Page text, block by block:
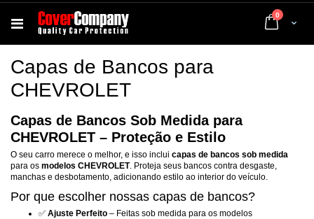
Cart
0 artigos
Capas de Bancos para
CHEVROLET
Capas de Bancos Sob Medida para
CHEVROLET – Proteção e Estilo
O seu carro merece o melhor, e isso inclui capas de bancos sob medida
para os modelos CHEVROLET. Proteja seus bancos contra desgaste,
manchas e desbotamento, adicionando estilo ao interior do veículo.
Por que escolher nossas capas de bancos?
✅ Ajuste Perfeito – Feitas sob medida para os modelos